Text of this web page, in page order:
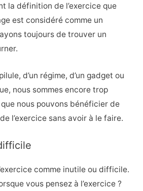
la définition de l’exercice que
est considéré comme un
toujours de trouver un
d’un régime, d’un gadget ou
nous sommes encore trop
nous pouvons bénéficier de
l’exercice sans avoir à le faire.
comme inutile ou difficile.
vous pensez à l’exercice ?